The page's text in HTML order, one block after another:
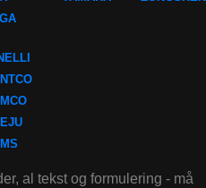
al tekst og formulering - må